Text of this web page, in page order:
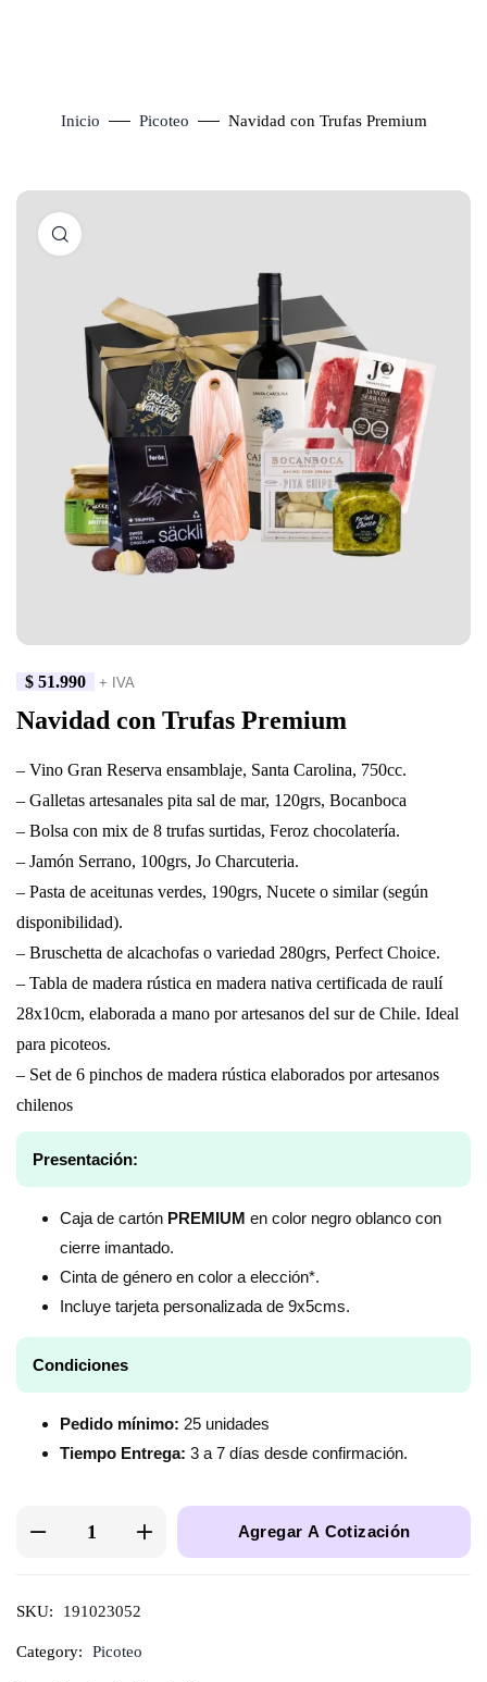
Inicio Picoteo Navidad con Trufas Premium
$ 51.990 + IVA
Navidad con Trufas Premium
– Vino Gran Reserva ensamblaje, Santa Carolina, 750cc.
– Galletas artesanales pita sal de mar, 120grs, Bocanboca
– Bolsa con mix de 8 trufas surtidas, Feroz chocolatería.
– Jamón Serrano, 100grs, Jo Charcuteria.
– Pasta de aceitunas verdes, 190grs, Nucete o similar (según
disponibilidad).
– Bruschetta de alcachofas o variedad 280grs, Perfect Choice.
– Tabla de madera rústica en madera nativa certificada de raulí
28x10cm, elaborada a mano por artesanos del sur de Chile. Ideal
para picoteos.
– Set de 6 pinchos de madera rústica elaborados por artesanos
chilenos
Presentación:
Caja de cartón PREMIUM en color negro oblanco con
cierre imantado.
Cinta de género en color a elección*.
Incluye tarjeta personalizada de 9x5cms.
Condiciones
Pedido mínimo: 25 unidades
Tiempo Entrega: 3 a 7 días desde confirmación.
Agregar A Cotización
SKU: 191023052
Category: Picoteo